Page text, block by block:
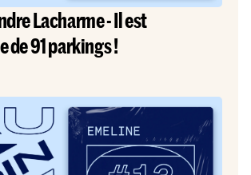
Lacharme - Il est
91 parkings !